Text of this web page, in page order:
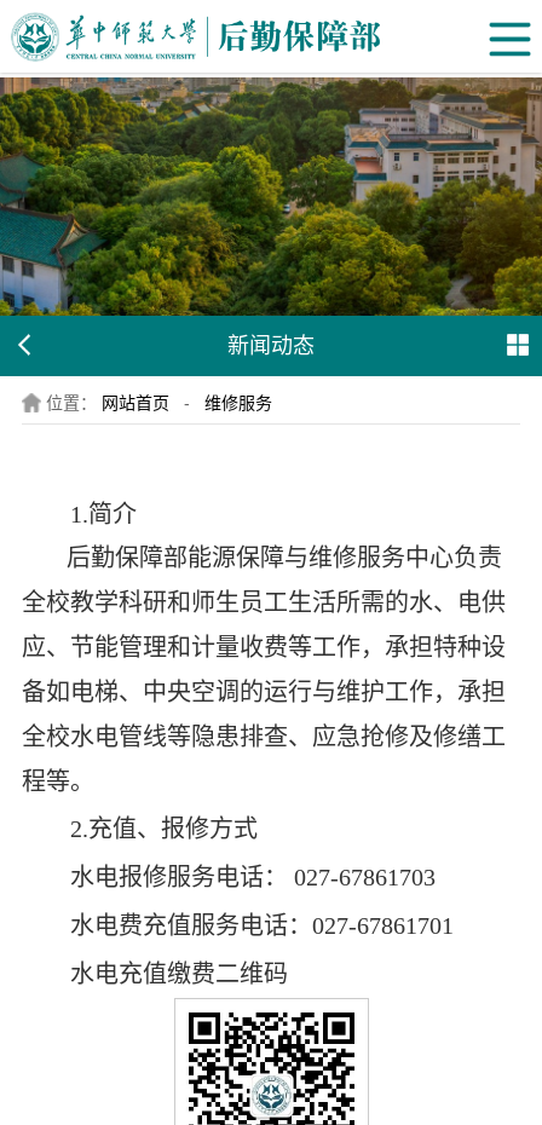
新闻动态
位置： 网站首页 - 维修服务
1.简介
后勤保障部能源保障与维修服务中心负责
全校教学科研和师生员工生活所需的水、电供
应、节能管理和计量收费等工作，承担特种设
备如电梯、中央空调的运行与维护工作，承担
全校水电管线等隐患排查、应急抢修及修缮工
程等。
2.充值、报修方式
水电报修服务电话： 027-67861703
水电费充值服务电话：027-67861701
水电充值缴费二维码